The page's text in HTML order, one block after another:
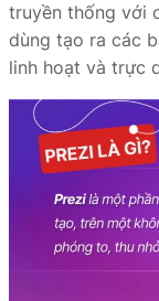
truyền thống với
dùng tạo ra các
linh hoạt và trực